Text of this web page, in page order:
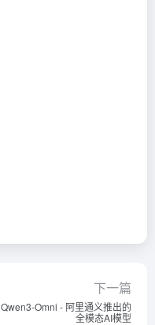
下一篇
Qwen3-Omni - 阿里通义推出的
全模态AI模型